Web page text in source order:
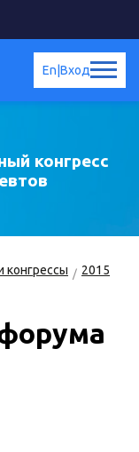
Вход
En
конгресс
2015